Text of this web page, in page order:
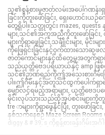
သူ၏စွန့်စားမှုဇာတ်လမ်းအပေါ်ဂဏန်းရှ
ခြင်းကိုတူးဖော်ခြင်း, ရှေးဟောင်း
တွေ့ရှိပါ။သတ္တုတွင်း mazes, quests
များ,သင်၏အကူအညီကိုတူးဖော်ခြင်း, တူး
များကိုရှာဖွေခြင်း,သင်္ချိုင်းများ, မိုင်း
ကိုဖြေရှင်းခြင်းနှင့်ဝှက်ထားသောဆုဖ
ဇာတ်ကောင်များနှင့်ထိတွေ့မှုအတွက်ရှာ
သည်ယုတ္တိဗေဒပရိယာယ်နှင့် amp ဖြစ်
သင်၏ဉာဏ်ရည်ကိုဤအသေးစားဂိမ်
ပါ။ဤဂိမ်းနှင့်အတူသင်ထွက်ပေါက်ရှ
မျှော်လင့်ရမည့်အရာများ, ယုတ္တိဗေဒ
မိုင်းလုပ်သားသည်ထိုအုပ်စင်းများကိုတူ
tre ာများကိုရှာဖွေနိုင်ပြီး, တူးဖော်ခ
နှစ်သက်နေစဉ် Maze Screen
diggy & # 39; s ကိုစွန့်စားခန်းဂိမ်းအင်္ဂါ
▶ပဟေ fl ိပုဒ်၏ဓာတ်ပုံ?ဖြေရှင်းရန်သ